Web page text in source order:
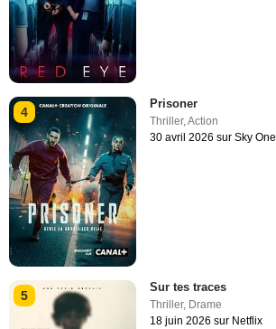
4
Prisoner
Thriller,Action
30 avril 2026 sur Sky One
5
Sur tes traces
Thriller, Drame
18 juin 2026 sur Netflix